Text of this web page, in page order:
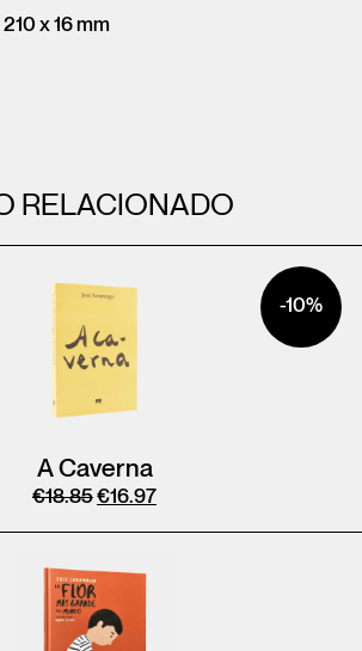
x 16 mm
RELACIONADO
A Caverna
€18.85€16.97
-10%